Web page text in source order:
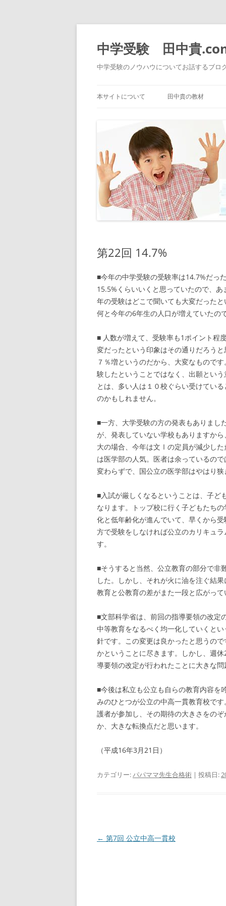
中学受験 田中貴
中学受験のノウハウについてお話するブログ
本サイトについて 田中貴の教材
第22回 14.7%
■今年の中学受験の受験率は14.7%だっ
15.5%くらいいくと思っていたので、
年の受験はどこで聞いても大変だった
何と今年の6年生の人口が増えていたので
■ 人数が増えて、受験率も1ポイント程
変だったという印象はその通りだろう
７％増というのだから、大変なもので
験したということではなく、出願とい
とは、多い人は１０校ぐらい受けてい
のかもしれません。
■一方、大学受験の方の発表もありまし
が、発表していない学校もありますか
大の場合、今年は文Ⅰの定員が減少し
は医学部の人気。医者は余っているの
変わらずで、国公立の医学部はやはり狭
■入試が厳しくなるということは、子ど
なります。トップ校に行く子どもたち
化と低年齢化が進んでいて、早くから
方で受験をしなければ公立のカリキュ
す。
■そうすると当然、公立教育の部分で非
した。しかし、それが火に油を注ぐ結
教育と公教育の差がまた一段と広がって
■文部科学省は、前回の指導要領の改定
中等教育をなるべく均一化していくと
針です。この変更は良かったと思うの
かということに尽きます。しかし、週
導要領の改定が行われたことに大きな問
■今後は私立も公立も自らの教育内容を
みのひとつが公立の中高一貫教育校で
護者が参加し、その期待の大きさをの
か、大きな転換点だと思います。
（平成16年3月21日）
カテゴリー:パパママ先生合格術 | 投稿日:
投
← 第7回 公立中高一貫校